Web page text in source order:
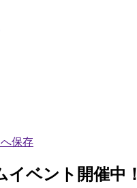
イベント開催中！